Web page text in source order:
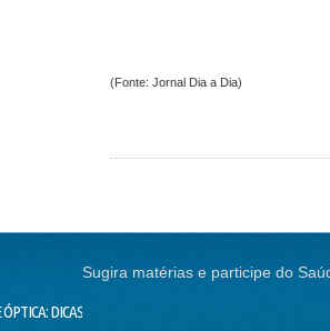
(Fonte: Jornal Dia a Dia)
DICAS
Sugira matérias e participe do